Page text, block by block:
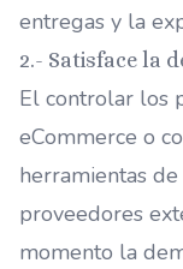
entregas y la
2.- Satisface la
El controlar los
eCommerce o
herramientas
proveedores
momento la